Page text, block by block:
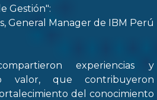
Gestión":
General Manager de IBM Perú
experiencias y
valor, que contribuyeron
del conocimiento